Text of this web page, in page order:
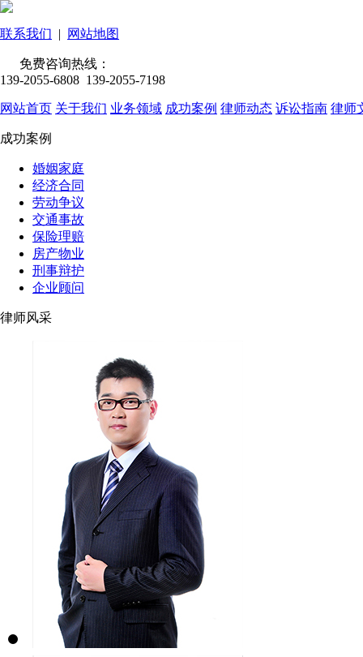
联系我们 | 网站地图
免费咨询热线：
139-2055-6808 139-2055-7198
网站首页 关于我们 业务领域 成功案例 律师动态 诉讼指南 律师
成功案例
婚姻家庭
经济合同
劳动争议
交通事故
保险理赔
房产物业
刑事辩护
企业顾问
律师风采